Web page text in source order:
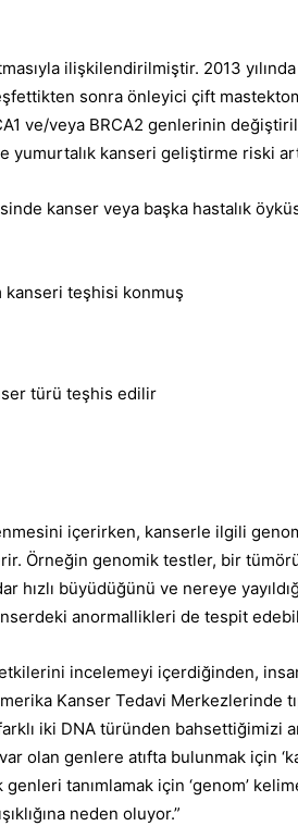
ilişkilendirilmiştir. 2013
sonra önleyici çift
ve/veya BRCA2 genlerinin
yumurtalık kanseri geliştirme riski
kanser veya başka hastalık
kanseri teşhisi konmuş
türü teşhis edilir
içerirken, kanserle ilgili
Örneğin genomik testler, bir
büyüdüğünü ve nereye
anormallikleri de tespit
incelemeyi içerdiğinden,
Kanser Tedavi Merkezlerinde
iki DNA türünden bahsettiğimizi
olan genlere atıfta bulunmak için
tanımlamak için ‘genom’
neden oluyor.”